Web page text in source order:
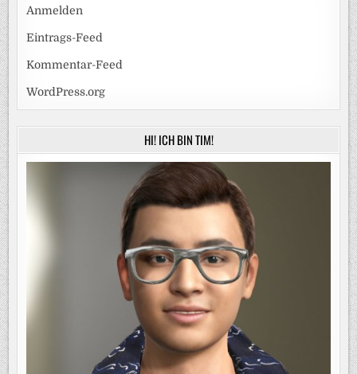
Anmelden
Eintrags-Feed
Kommentar-Feed
WordPress.org
HI! ICH BIN TIM!